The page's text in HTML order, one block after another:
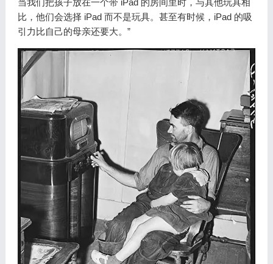
当我们把孩子放在一个带 iPad 的房间里时，与其他玩具相
比，他们会选择 iPad 而不是玩具。甚至有时候，iPad 的吸
引力比自己的母亲还要大。”